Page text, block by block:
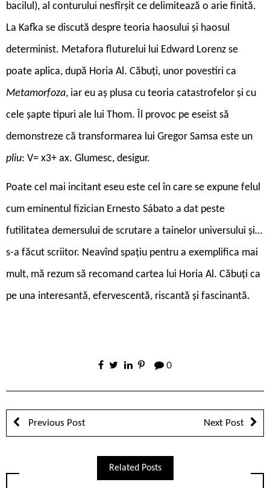
bacilul), al conturului nesfîrșit ce delimitează o arie finită.
La Kafka se discută despre teoria haosului și haosul
determinist. Metafora fluturelui lui Edward Lorenz se
poate aplica, după Horia Al. Căbuți, unor povestiri ca
Metamorfoza, iar eu aș plusa cu teoria catastrofelor și cu
cele șapte tipuri ale lui Thom. Îl provoc pe eseist să
demonstreze că transformarea lui Gregor Samsa este un
pliu: V= x3+ ax. Glumesc, desigur.
Poate cel mai incitant eseu este cel în care se expune felul
cum eminentul fizician Ernesto Sábato a dat peste
futilitatea demersului de scrutare a tainelor universului și…
s-a făcut scriitor. Neavînd spațiu pentru a exemplifica mai
mult, mă rezum să recomand cartea lui Horia Al. Căbuți ca
pe una interesantă, efervescentă, riscantă și fascinantă.
0
Previous Post Next Post
Related Posts